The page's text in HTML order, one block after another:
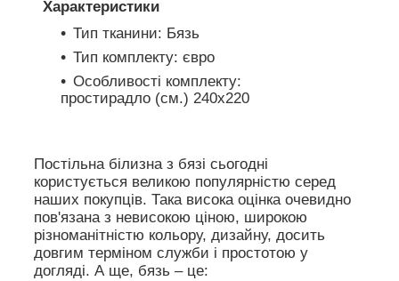
Характеристики
Тип тканини: Бязь
Тип комплекту: євро
Особливості комплекту:
простирадло (см.) 240х220
Постільна білизна з бязі сьогодні
користується великою популярністю серед
наших покупців. Така висока оцінка очевидно
пов'язана з невисокою ціною, широкою
різноманітністю кольору, дизайну, досить
довгим терміном служби і простотою у
догляді. А ще, бязь – це: